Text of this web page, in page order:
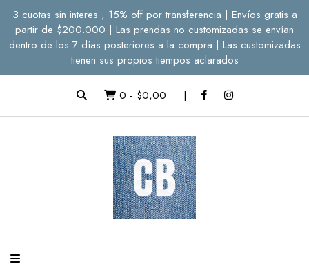
3 cuotas sin interes , 15% off por transferencia | Envíos gratis a
partir de $200.000 | Las prendas no customizadas se envían
dentro de los 7 días posteriores a la compra | Las customizadas
tienen sus propios tiempos aclarados
0 - $0,00